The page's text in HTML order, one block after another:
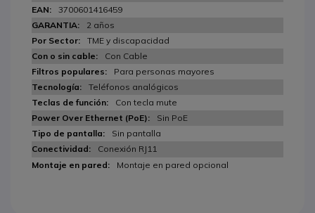
3700601416459
2 años
TME y discapacidad
Con Cable
Para personas mayores
Teléfonos analógicos
Con tecla mute
Sin PoE
Sin pantalla
Conexión RJ11
Montaje en pared opcional